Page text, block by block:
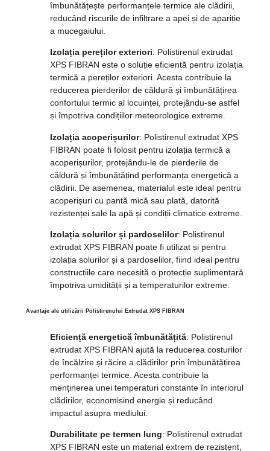
îmbunătățește performanțele termice ale clădirii,
reducând riscurile de infiltrare a apei și de apariție
a mucegaiului.
Izolația pereților exteriori: Polistirenul extrudat
XPS FIBRAN este o soluție eficientă pentru izolația
termică a pereților exteriori. Acesta contribuie la
reducerea pierderilor de căldură și îmbunătățirea
confortului termic al locuinței, protejându-se astfel
și împotriva condițiilor meteorologice extreme.
Izolația acoperișurilor: Polistirenul extrudat XPS
FIBRAN poate fi folosit pentru izolația termică a
acoperișurilor, protejându-le de pierderile de
căldură și îmbunătățind performanța energetică a
clădirii. De asemenea, materialul este ideal pentru
acoperișuri cu pantă mică sau plată, datorită
rezistenței sale la apă și condiții climatice extreme.
Izolația solurilor și pardoselilor: Polistirenul
extrudat XPS FIBRAN poate fi utilizat și pentru
izolația solurilor și a pardoselilor, fiind ideal pentru
construcțiile care necesită o protecție suplimentară
împotriva umidității și a temperaturilor extreme.
Avantaje ale utilizării Polistirenului Extrudat XPS FIBRAN
Eficiență energetică îmbunătățită: Polistirenul
extrudat XPS FIBRAN ajută la reducerea costurilor
de încălzire și răcire a clădirilor prin îmbunătățirea
performanței termice. Acesta contribuie la
menținerea unei temperaturi constante în interiorul
clădirilor, economisind energie și reducând
impactul asupra mediului.
Durabilitate pe termen lung: Polistirenul extrudat
XPS FIBRAN este un material extrem de rezistent,